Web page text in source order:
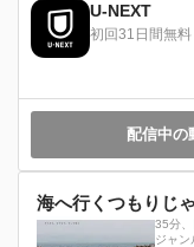
U-NEXT
初回31日間無料
配信中の
海へ行くつもりじ
35分
ジャン